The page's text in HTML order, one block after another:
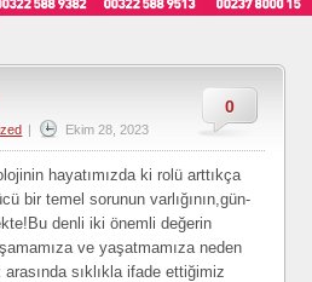
0
| Ekim 28, 2023
hayatımızda ki rolü arttıkça
bir temel sorunun varlığının,gün-
denli iki önemli değerin
ve yaşatmamıza neden
sıklıkla ifade ettiğimiz